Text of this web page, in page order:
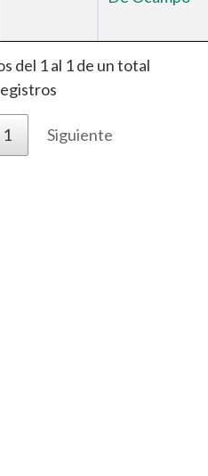
del 1 al 1 de un total
1 Siguiente